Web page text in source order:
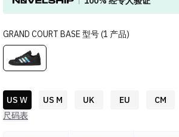
GRAND COURT BASE 型号(1 产品)
US W US M UK EU
CM
尺码表